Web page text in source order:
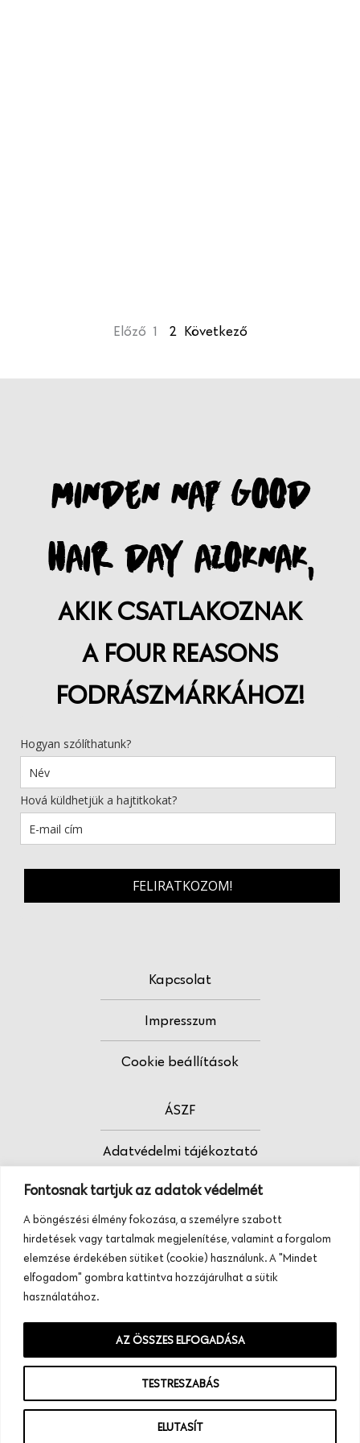
Fontosnak tartjuk az adatok védelmét
A böngészési élmény fokozása, a személyre szabott
hirdetések vagy tartalmak megjelenítése, valamint a forgalom
elemzése érdekében sütiket (cookie) használunk. A "Mindet
elfogadom" gombra kattintva hozzájárulhat a sütik
használatához.
TESTRESZABÁS
ELUTASÍT
AZ ÖSSZES ELFOGADÁSA
Előző 1 2 Következő
MINDEN NAP GOOD
HAIR DAY AZOKNAK,
AKIK CSATLAKOZNAK
A FOUR REASONS
FODRÁSZMÁRKÁHOZ!
Hogyan szólíthatunk?
Hová küldhetjük a hajtitkokat?
FELIRATKOZOM!
Kapcsolat
Impresszum
Cookie beállítások
ÁSZF
Adatvédelmi tájékoztató
Fodrász vagy?
Tudj meg többet termékeinkről, szolgáltatásainkról.
Hívj minket, vagy üzenj nekünk ezen a
telefonszámon:
+36 20 945 84 74